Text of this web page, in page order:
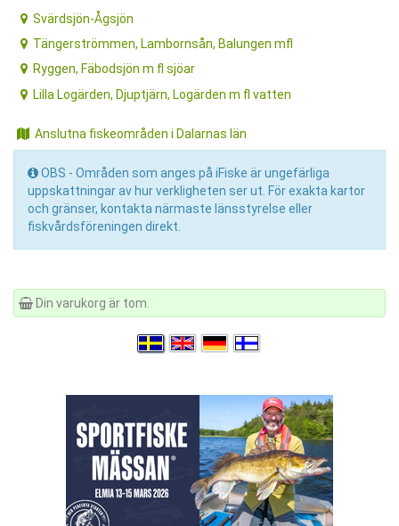
Svärdsjön-Ågsjön
Tängerströmmen, Lambornsån, Balungen mfl
Ryggen, Fäbodsjön m fl sjöar
Lilla Logärden, Djuptjärn, Logärden m fl vatten
Anslutna fiskeområden i Dalarnas län
OBS - Områden som anges på iFiske är ungefärliga
uppskattningar av hur verkligheten ser ut. För exakta kartor
och gränser, kontakta närmaste länsstyrelse eller
fiskvårdsföreningen direkt.
Din varukorg är tom.